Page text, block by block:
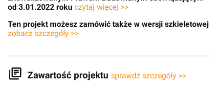
od 3.01.2022 roku czytaj więcej >>
Ten projekt możesz zamówić także w wersji szkieletowej
zobacz szczegóły >>
Zawartość projektu sprawdź szczegóły >>